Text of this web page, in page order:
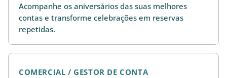
Acompanhe os aniversários das suas melhores
contas e transforme celebrações em reservas
repetidas.
COMERCIAL / GESTOR DE CONTA